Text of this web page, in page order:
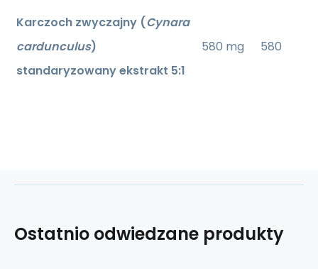
Karczoch zwyczajny (Cynara
cardunculus)
standaryzowany ekstrakt 5:1
580 mg 580
Ostatnio odwiedzane produkty